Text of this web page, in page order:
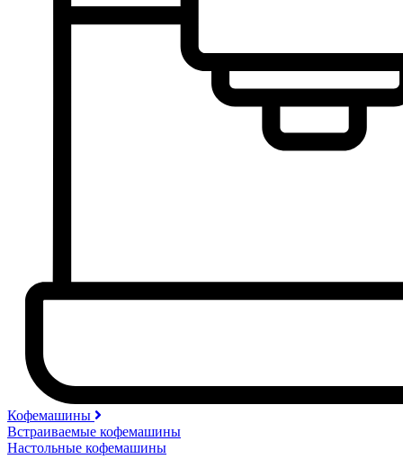
Кофемашины
Встраиваемые кофемашины
Настольные кофемашины